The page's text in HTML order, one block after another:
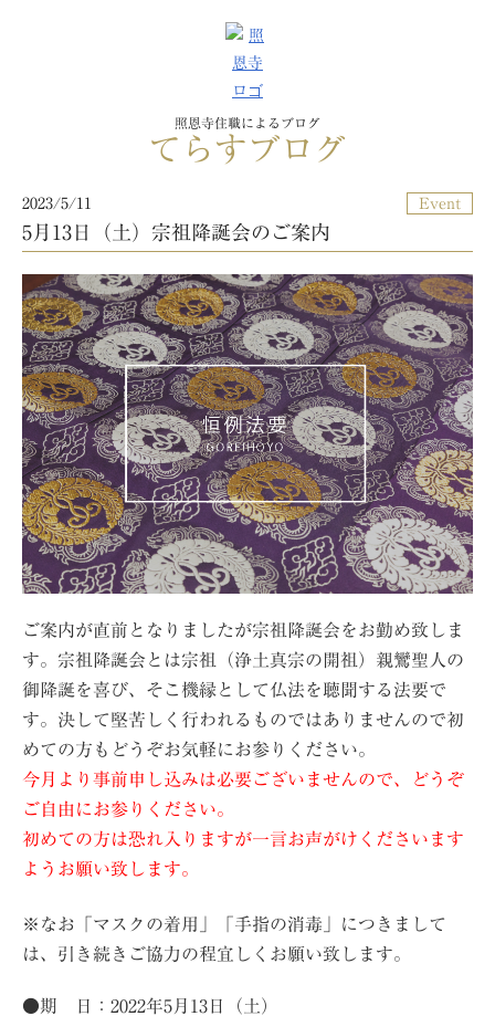
照恩寺住職によるブログ
てらすブログ
2023/5/11 Event
5月13日（土）宗祖降誕会のご案内
ご案内が直前となりましたが宗祖降誕会をお勤め致しま
す。宗祖降誕会とは宗祖（浄土真宗の開祖）親鸞聖人の
御降誕を喜び、そこ機縁として仏法を聴聞する法要で
す。決して堅苦しく行われるものではありませんので初
めての方もどうぞお気軽にお参りください。
今月より事前申し込みは必要ございませんので、どうぞ
ご自由にお参りください。
初めての方は恐れ入りますが一言お声がけくださいます
ようお願い致します。
※なお「マスクの着用」「手指の消毒」につきまして
は、引き続きご協力の程宜しくお願い致します。
●期 日：2022年5月13日（土）